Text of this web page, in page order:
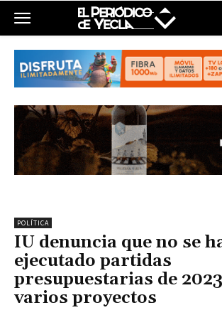
POLÍTICA
IU denuncia que no se
ejecutado partidas
presupuestarias de
varios proyectos